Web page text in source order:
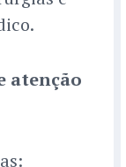
atenção